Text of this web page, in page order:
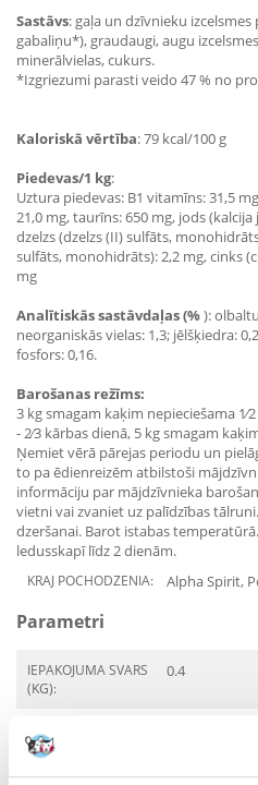
Sastāvs: gaļa un dzīvnieku
gabaliņu*), graudaugi, augu
minerālvielas, cukurs.
*Izgriezumi parasti veido 47 % no
Kaloriskā vērtība: 79 kcal/100 g
Piedevas/1 kg:
Uztura piedevas: B1 vitamīns: 31,5
21,0 mg, taurīns: 650 mg, jods
dzelzs (dzelzs (II) sulfāts,
sulfāts, monohidrāts): 2,2 mg, cinks
mg
Analītiskās sastāvdaļas (%):
neorganiskās vielas: 1,3; jēlšķiedra:
fosfors: 0,16.
Barošanas režīms:
3 kg smagam kaķim nepieciešama
- 2⁄3 kārbas dienā, 5 kg smagam
Ņemiet vērā pārejas periodu un
to pa ēdienreizēm atbilstoši
informāciju par mājdzīvnieka
vietni vai zvaniet uz palīdzības
dzeršanai. Barot istabas
ledusskapī līdz 2 dienām.
KRAJ POCHODZENIA: Alpha Spirit,
Parametri
IEPAKOJUMA SVARS
(KG):
0.4